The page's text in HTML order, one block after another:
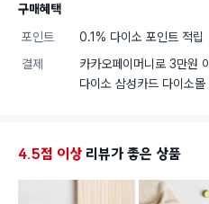
구매혜택
포인트
0.1% 다이소 포인트 적립
결제
카카오페이머니로 3만원
다이소 삼성카드 다이소
4.5점 이상 리뷰가 좋은 상품